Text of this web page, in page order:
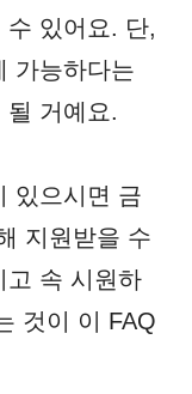
수 있어요. 단,
가능하다는
될 거예요.
있으시면 금
지원받을 수
고 속 시원하
것이 이 FAQ